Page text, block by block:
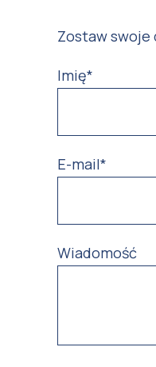
Zostaw swoje
Imię*
E-mail*
Wiadomość